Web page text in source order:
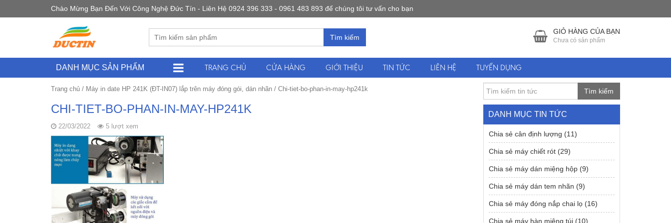
Chào Mừng Bạn Đến Với Công Nghệ Đức Tín - Liên Hệ 0924 396 333 - 0961 483 893 để chúng tôi tư vấn cho bạn
Tìm kiếm
GIỎ HÀNG CỦA BẠN
Chưa có sản phẩm
DANH MỤC SẢN PHẨM TRANG CHỦ CỬA HÀNG GIỚI THIỆU TIN TỨC LIÊN HỆ TUYỂN DỤNG
Trang chủ / Máy in date HP 241K (ĐT-IN07) lắp trên máy đóng gói, dán nhãn / Chi-tiet-bo-phan-in-may-hp241k
CHI-TIET-BO-PHAN-IN-MAY-HP241K
22/03/2022 5 lượt xem
Tìm kiếm
DANH MỤC TIN TỨC
Chia sẻ cân định lượng (11)
Chia sẻ máy chiết rót (29)
Chia sẻ máy dán miệng hộp (9)
Chia sẻ máy dán tem nhãn (9)
Chia sẻ máy đóng nắp chai lọ (16)
Chia sẻ máy hàn miệng túi (10)